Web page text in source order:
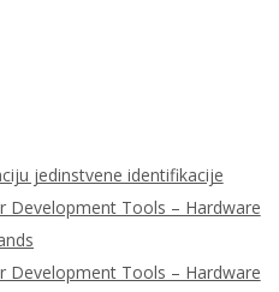
jedinstvene identifikacije
Development Tools – Hardware
Development Tools – Hardware